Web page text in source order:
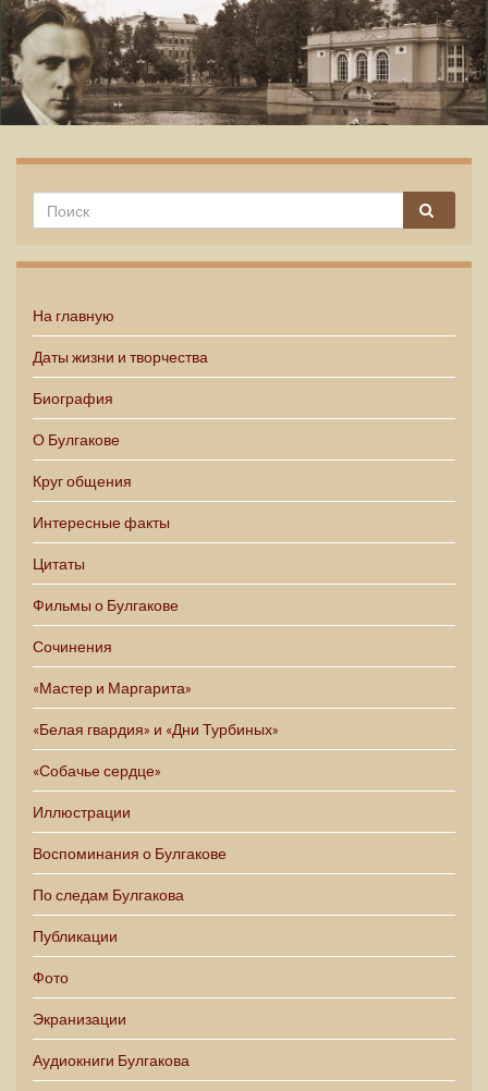
На главную
Даты жизни и творчества
Биография
О Булгакове
Круг общения
Интересные факты
Цитаты
Фильмы о Булгакове
Сочинения
«Мастер и Маргарита»
«Белая гвардия» и «Дни Турбиных»
«Собачье сердце»
Иллюстрации
Воспоминания о Булгакове
По следам Булгакова
Публикации
Фото
Экранизации
Аудиокниги Булгакова